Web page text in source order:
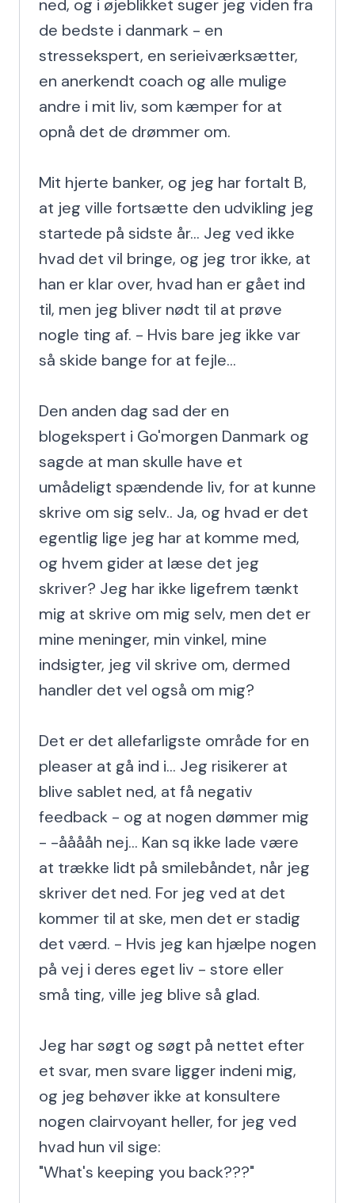
ned, og i øjeblikket suger jeg viden fra
de bedste i danmark - en
stressekspert, en serieiværksætter,
en anerkendt coach og alle mulige
andre i mit liv, som kæmper for at
opnå det de drømmer om.
Mit hjerte banker, og jeg har fortalt B,
at jeg ville fortsætte den udvikling jeg
startede på sidste år... Jeg ved ikke
hvad det vil bringe, og jeg tror ikke, at
han er klar over, hvad han er gået ind
til, men jeg bliver nødt til at prøve
nogle ting af. - Hvis bare jeg ikke var
så skide bange for at fejle...
Den anden dag sad der en
blogekspert i Go'morgen Danmark og
sagde at man skulle have et
umådeligt spændende liv, for at kunne
skrive om sig selv.. Ja, og hvad er det
egentlig lige jeg har at komme med,
og hvem gider at læse det jeg
skriver? Jeg har ikke ligefrem tænkt
mig at skrive om mig selv, men det er
mine meninger, min vinkel, mine
indsigter, jeg vil skrive om, dermed
handler det vel også om mig?
Det er det allefarligste område for en
pleaser at gå ind i... Jeg risikerer at
blive sablet ned, at få negativ
feedback - og at nogen dømmer mig
- -ååååh nej... Kan sq ikke lade være
at trække lidt på smilebåndet, når jeg
skriver det ned. For jeg ved at det
kommer til at ske, men det er stadig
det værd. - Hvis jeg kan hjælpe nogen
på vej i deres eget liv - store eller
små ting, ville jeg blive så glad.
Jeg har søgt og søgt på nettet efter
et svar, men svare ligger indeni mig,
og jeg behøver ikke at konsultere
nogen clairvoyant heller, for jeg ved
hvad hun vil sige:
"What's keeping you back???"